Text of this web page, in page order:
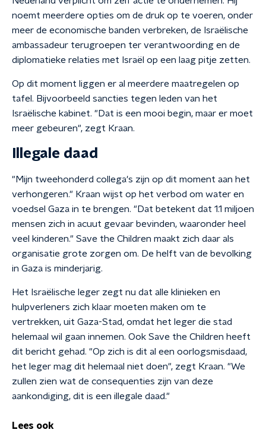
noemt meerdere opties om de druk op te voeren, onder
meer de economische banden verbreken, de Israëlische
ambassadeur terugroepen ter verantwoording en de
diplomatieke relaties met Israël op een laag pitje zetten.
Op dit moment liggen er al meerdere maatregelen op
tafel. Bijvoorbeeld sancties tegen leden van het
Israëlische kabinet. "Dat is een mooi begin, maar er moet
meer gebeuren", zegt Kraan.
Illegale daad
"Mijn tweehonderd collega's zijn op dit moment aan het
verhongeren." Kraan wijst op het verbod om water en
voedsel Gaza in te brengen. "Dat betekent dat 1.1 miljoen
mensen zich in acuut gevaar bevinden, waaronder heel
veel kinderen." Save the Children maakt zich daar als
organisatie grote zorgen om. De helft van de bevolking
in Gaza is minderjarig.
Het Israëlische leger zegt nu dat alle klinieken en
hulpverleners zich klaar moeten maken om te
vertrekken, uit Gaza-Stad, omdat het leger die stad
helemaal wil gaan innemen. Ook Save the Children heeft
dit bericht gehad. "Op zich is dit al een oorlogsmisdaad,
het leger mag dit helemaal niet doen", zegt Kraan. "We
zullen zien wat de consequenties zijn van deze
aankondiging, dit is een illegale daad."
Lees ook